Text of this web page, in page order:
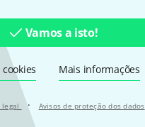
Vamos a isto!
Mais informações
legal · Avisos de proteção dos dados
Comparar
inteligente